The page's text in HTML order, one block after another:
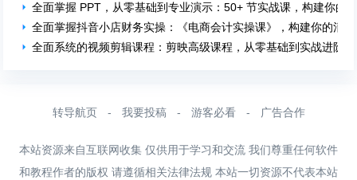
全面掌握 PPT，从零基础到专业演示：50+ 节实战课，构建你的
全面掌握抖音小店财务实操：《电商会计实操课》，构建你的清
全面系统的视频剪辑课程：剪映高级课程，从零基础到实战进阶！
转导航页 - 我要投稿 - 游客必看 - 广告合作
本站资源来自互联网收集 仅供用于学习和交流 我们尊重任何软件
和教程作者的版权 请遵循相关法律法规 本站一切资源不代表本站